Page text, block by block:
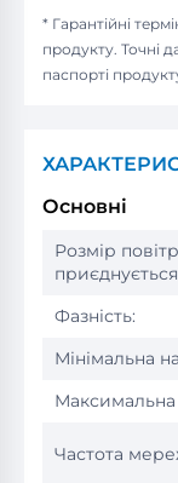
* Гарантійні
продукту. Точні
паспорті
Основні
Розмір
Фазність:
Мінімальна
Частота